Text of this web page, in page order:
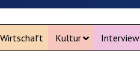
Wirtschaft Kultur Interview